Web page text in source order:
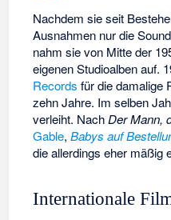
Nachdem sie seit
Ausnahmen nur die
nahm sie von Mitte der
eigenen Studioalben auf.
Records für die damalige
zehn Jahre. Im selben
verleiht. NachDer Mann,
Gable,Babys auf
die allerdings eher mäßig
Internationale